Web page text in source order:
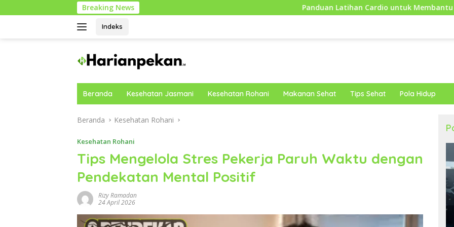
ke
Breaking News Panduan Latihan Cardio untuk Membantu Tubuh Lebih Bugar
Indeks
Beranda Kesehatan Jasmani Kesehatan Rohani Makanan Sehat Tips Sehat Pola Hidup
Beranda Kesehatan Rohani
Kesehatan Rohani
Tips Mengelola Stres Pekerja Paruh Waktu dengan
Pendekatan Mental Positif
Rizy Ramadan
24 April 2026